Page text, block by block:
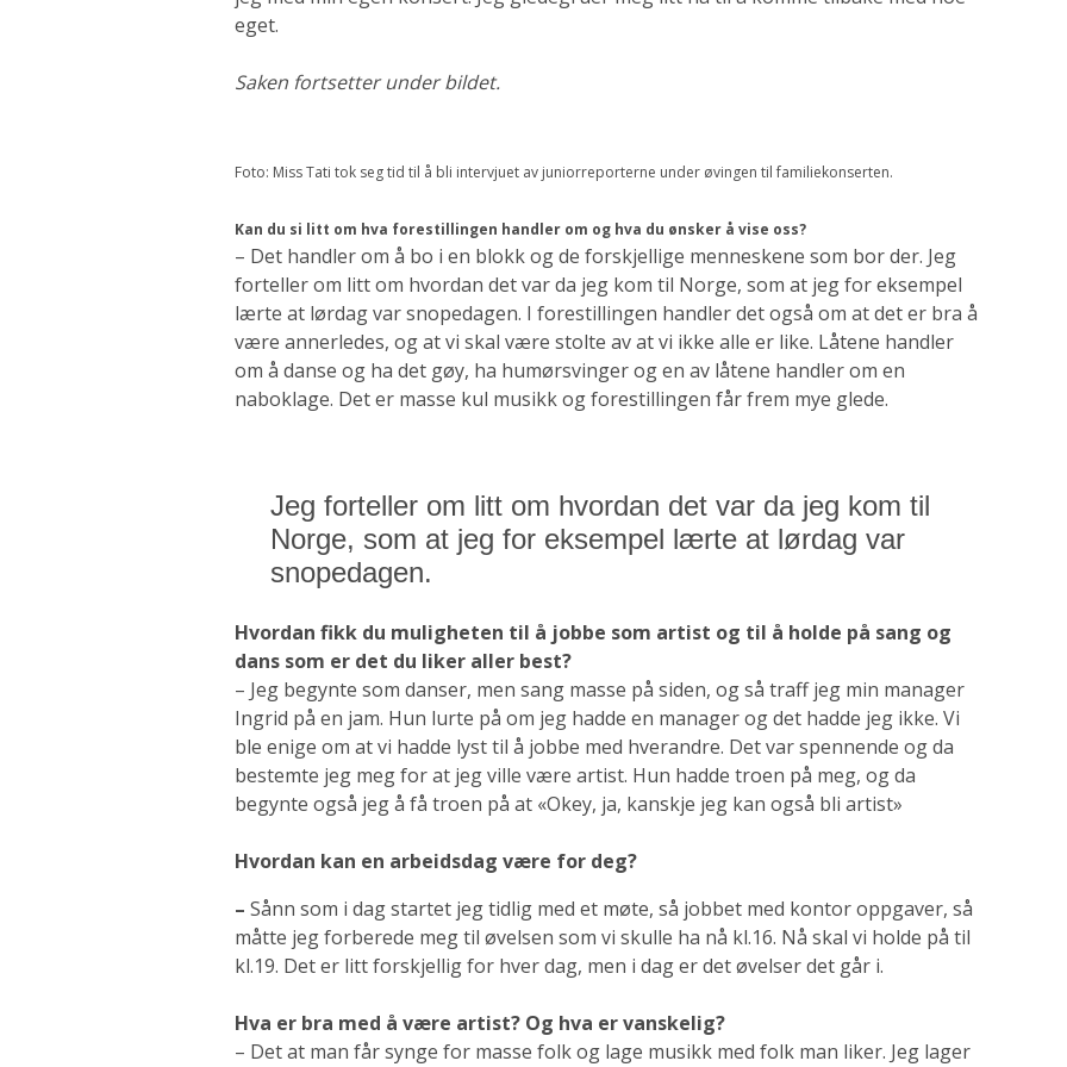
eget.
Saken fortsetter under bildet.
Foto: Miss Tati tok seg tid til å bli intervjuet av juniorreporterne under øvingen til familiekonserten.
Kan du si litt om hva forestillingen handler om og hva du ønsker å vise oss?
– Det handler om å bo i en blokk og de forskjellige menneskene som bor der. Jeg
forteller om litt om hvordan det var da jeg kom til Norge, som at jeg for eksempel
lærte at lørdag var snopedagen. I forestillingen handler det også om at det er bra å
være annerledes, og at vi skal være stolte av at vi ikke alle er like. Låtene handler
om å danse og ha det gøy, ha humørsvinger og en av låtene handler om en
naboklage. Det er masse kul musikk og forestillingen får frem mye glede.
Jeg forteller om litt om hvordan det var da jeg kom til
Norge, som at jeg for eksempel lærte at lørdag var
snopedagen.
Hvordan fikk du muligheten til å jobbe som artist og til å holde på sang og
dans som er det du liker aller best?
– Jeg begynte som danser, men sang masse på siden, og så traff jeg min manager
Ingrid på en jam. Hun lurte på om jeg hadde en manager og det hadde jeg ikke. Vi
ble enige om at vi hadde lyst til å jobbe med hverandre. Det var spennende og da
bestemte jeg meg for at jeg ville være artist. Hun hadde troen på meg, og da
begynte også jeg å få troen på at «Okey, ja, kanskje jeg kan også bli artist»
Hvordan kan en arbeidsdag være for deg?
– Sånn som i dag startet jeg tidlig med et møte, så jobbet med kontor oppgaver, så
måtte jeg forberede meg til øvelsen som vi skulle ha nå kl.16. Nå skal vi holde på til
kl.19. Det er litt forskjellig for hver dag, men i dag er det øvelser det går i.
Hva er bra med å være artist? Og hva er vanskelig?
– Det at man får synge for masse folk og lage musikk med folk man liker. Jeg lager